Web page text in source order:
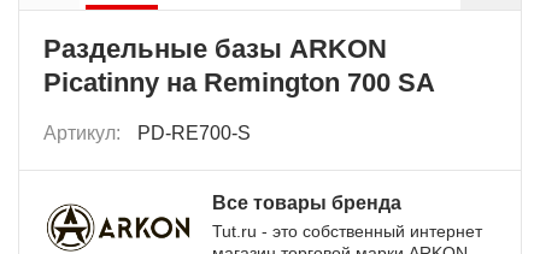
Раздельные базы ARKON
Picatinny на Remington 700 SA
Артикул: PD-RE700-S
Все товары бренда
Tut.ru - это собственный интернет